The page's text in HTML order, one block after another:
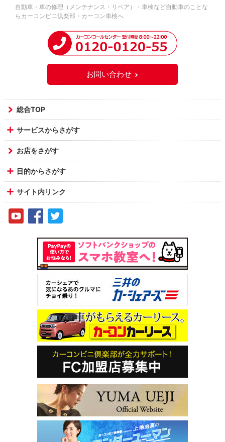
自動車・車の修理（メンテナンス・リペア）・車検など自動車のことな
らカーコンビニ倶楽部・カーコン車検へ
お問い合わせ
総合TOP
サービスからさがす
お店をさがす
目的からさがす
サイト内リンク